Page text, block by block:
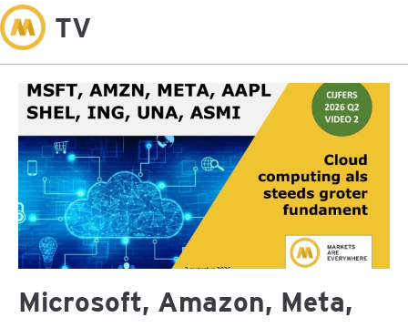
M TV
Microsoft, Amazon, Meta,